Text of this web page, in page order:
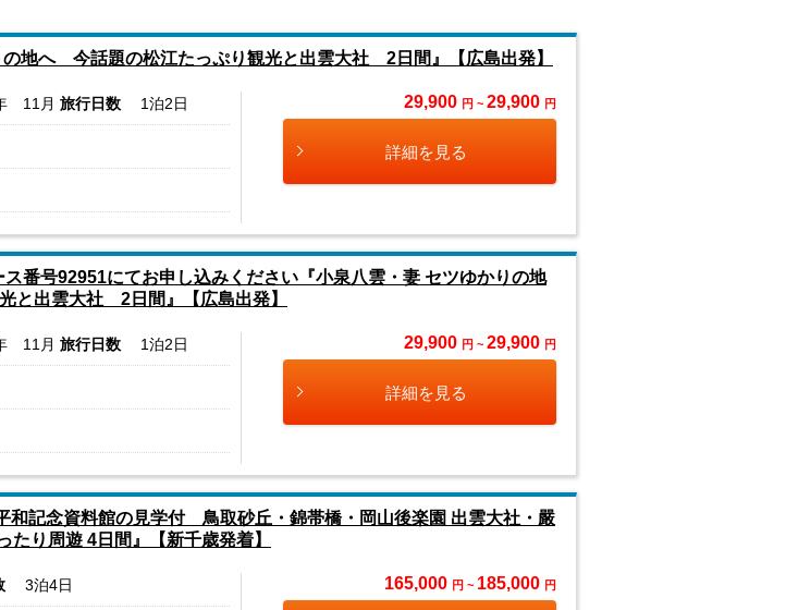
地へ 今話題の松江たっぷり観光と出雲大社 2日間』【広島出発】
11月 旅行日数 1泊2日 29,900 円 ~ 29,900 円
詳細を見る
番号92951にてお申し込みください『小泉八雲・妻 セツゆかりの地
と出雲大社 2日間』【広島出発】
11月 旅行日数 1泊2日 29,900 円 ~ 29,900 円
詳細を見る
和記念資料館の見学付 鳥取砂丘・錦帯橋・岡山後楽園 出雲大社・嚴
たり周遊 4日間』【新千歳発着】
3泊4日 165,000 円 ~ 185,000 円